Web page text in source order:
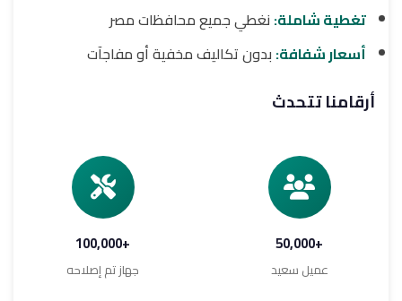
تغطية شاملة: نغطي جميع محافظات مصر
أسعار شفافة: بدون تكاليف مخفية أو مفاجآت
أرقامنا تتحدث
+50,000
عميل سعيد
+100,000
جهاز تم إصلاحه